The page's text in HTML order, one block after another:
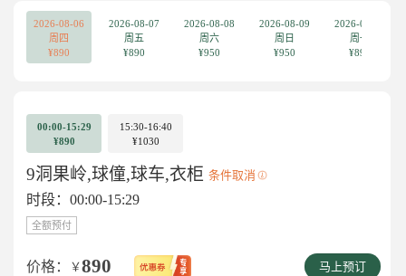
2026-08-06
周四
¥890
2026-08-07
周五
¥890
2026-08-08
周六
¥950
2026-08-09
周日
¥950
2026-08-10
周一
¥890
00:00-15:29
¥890
15:30-16:40
¥1030
9洞果岭,球僮,球车,衣柜 条件取消
时段：00:00-15:29
全额预付
价格： ￥890 马上预订